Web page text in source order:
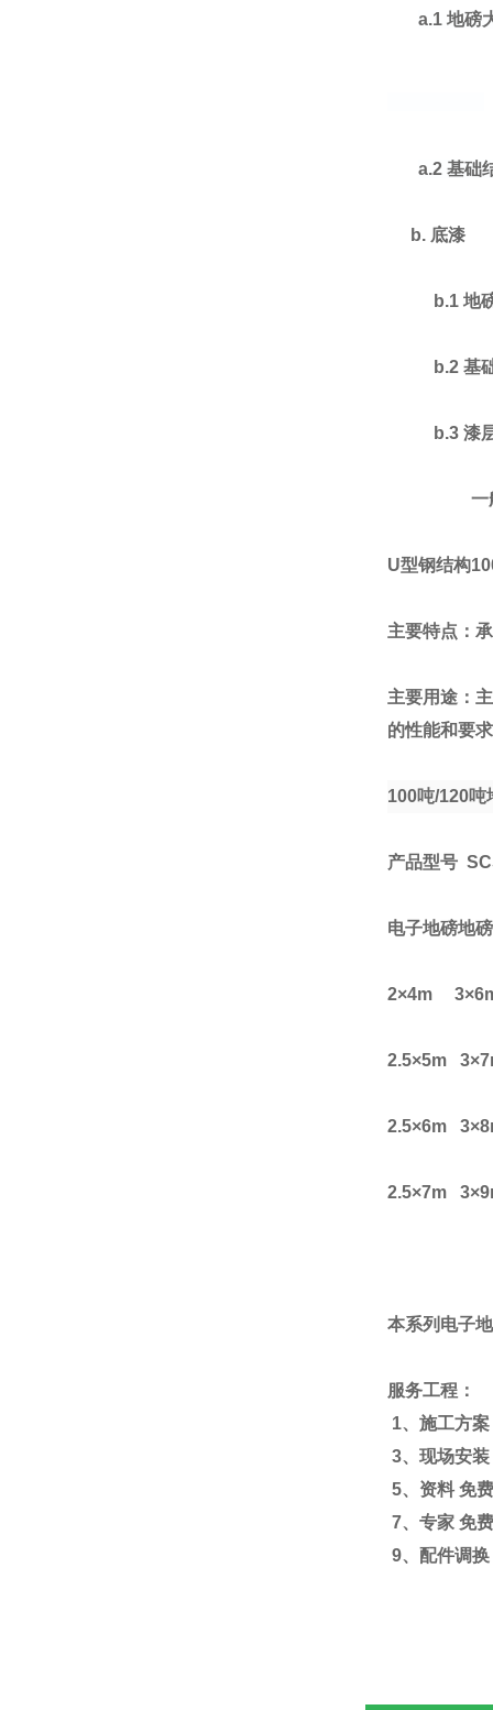
a.1 地磅
a.2 基础
b. 底漆
b.1 地
b.2 基
b.3 漆
一
U型钢结构
主要特点：
主要用途：
的性能和要
100吨/120吨
产品型号
电子地磅地
2×4m 3×
2.5×5m 3×
2.5×6m 3×
2.5×7m 3×
本系列电子
服务工程：
1、施工方案
3、现场安装
5、资料 免
7、专家 免
9、配件调换